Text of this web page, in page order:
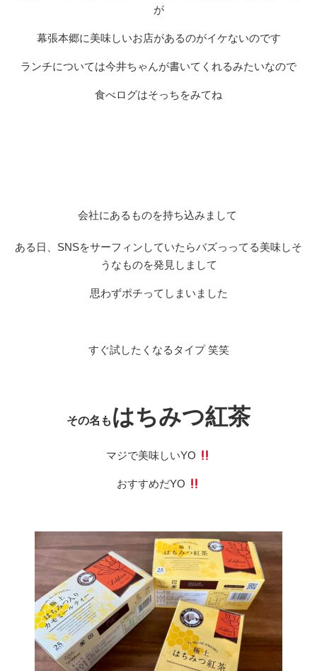
が
幕張本郷に美味しいお店があるのがイケないのです
ランチについては今井ちゃんが書いてくれるみたいなので
食べログはそっちをみてね
会社にあるものを持ち込みまして
ある日、SNSをサーフィンしていたらバズっってる美味しそ
うなものを発見しまして
思わずポチってしまいました
すぐ試したくなるタイプ 笑笑
その名も はちみつ紅茶
マジで美味しいYO
おすすめだYO